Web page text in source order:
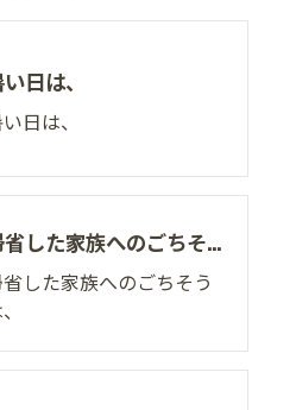
日は、
日は、
帰省した家族へのごちそうは、
した家族へのごちそう